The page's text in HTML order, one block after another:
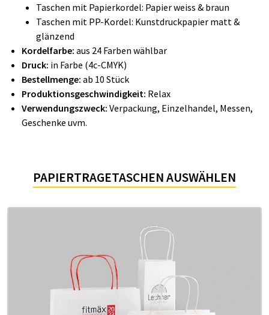
Taschen mit Papierkordel: Papier weiss & braun
Taschen mit PP-Kordel: Kunstdruckpapier matt &
glänzend
Kordelfarbe: aus 24 Farben wählbar
Druck: in Farbe (4c-CMYK)
Bestellmenge: ab 10 Stück
Produktionsgeschwindigkeit: Relax
Verwendungszweck: Verpackung, Einzelhandel, Messen,
Geschenke uvm.
PAPIERTRAGETASCHEN AUSWÄHLEN